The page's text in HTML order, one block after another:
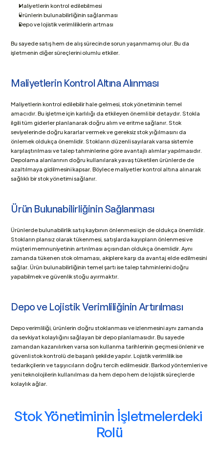
Maliyetlerin kontrol edilebilmesi
Ürünlerin bulunabilirliğinin sağlanması
Depo ve lojistik verimliliklerin artması
Bu sayede satış hem de alış sürecinde sorun yaşanmamış olur. Bu da
işletmenin diğer süreçlerini olumlu etkiler.
Maliyetlerin Kontrol Altına Alınması
Maliyetlerin kontrol edilebilir hale gelmesi, stok yönetiminin temel
amacıdır. Bu işletme için karlılığı da etkileyen önemli bir detaydır. Stokla
ilgili tüm giderler planlanarak doğru alım ve eritme sağlanır. Stok
seviyelerinde doğru kararlar vermek ve gereksiz stok yığılmasını da
önlemek oldukça önemlidir. Stokların düzenli sayılarak varsa sistemle
karşılaştırılması ve talep tahminlerine göre avantajlı alımlar yapılmasıdır.
Depolama alanlarının doğru kullanılarak yavaş tüketilen ürünlerde de
azaltılmaya gidilmesini kapsar. Böylece maliyetler kontrol altına alınarak
sağlıklı bir stok yönetimi sağlanır.
Ürün Bulunabilirliğinin Sağlanması
Ürünlerde bulunabilirlik satış kaybının önlenmesi için de oldukça önemlidir.
Stokların plansız olarak tükenmesi, satışlarda kayıpların önlenmesi ve
müşteri memnuniyetinin artırılması açısından oldukça önemlidir. Aynı
zamanda tükenen stok olmaması, akiplere karşı da avantaj elde edilmesini
sağlar. Ürün bulunabilirliğinin temel şartı ise talep tahminlerini doğru
yapabilmek ve güvenlik stoğu ayırmaktır.
Depo ve Lojistik Verimliliğinin Artırılması
Depo verimliliği, ürünlerin doğru stoklanması ve izlenmesini aynı zamanda
da sevkiyat kolaylığını sağlayan bir depo planlamasıdır. Bu sayede
zamandan kazanılırken varsa son kullanma tarihlerinin geçmesi önlenir ve
güvenli stok kontrolü de başarılı şekilde yapılır. Lojistik verimlilik ise
tedarikçilerin ve taşıyıcıların doğru tercih edilmesidir. Barkod yöntemleri ve
yeni teknolojilerin kullanılması da hem depo hem de lojistik süreçlerde
kolaylık ağlar.
Stok Yönetiminin İşletmelerdeki
Rolü